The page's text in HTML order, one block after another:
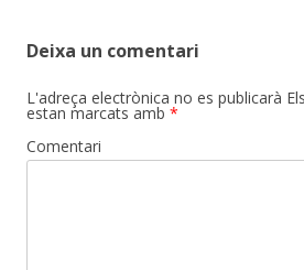
Deixa un comentari
L'adreça electrònica no es publicarà
estan marcats amb *
Comentari